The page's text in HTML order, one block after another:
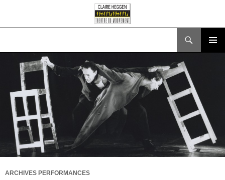
CONTENT
ARCHIVES PERFORMANCES